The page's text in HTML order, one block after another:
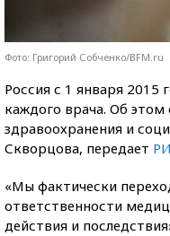
Фото: Григорий Собченко/BFM.ru
Россия с 1 января 2015
каждого врача. Об
здравоохранения и
Скворцова, передает
«Мы фактически
ответственности
действия и